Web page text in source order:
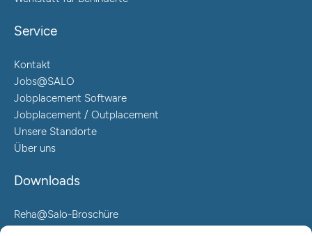
Service
Kontakt
Jobs@SALO
Jobplacement Software
Jobplacement / Outplacement
Unsere Standorte
Über uns
Downloads
Reha@Salo-Broschüre